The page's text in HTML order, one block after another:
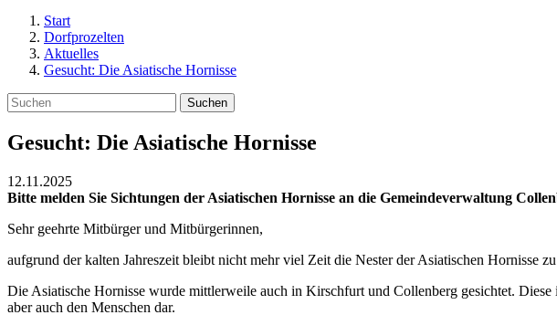
Start
Dorfprozelten
Aktuelles
Gesucht: Die Asiatische Hornisse
Suchen
Gesucht: Die Asiatische Hornisse
12.11.2025
Bitte melden Sie Sichtungen der Asiatischen Hornisse an die Gemeindeverwaltung
Sehr geehrte Mitbürger und Mitbürgerinnen,
aufgrund der kalten Jahreszeit bleibt nicht mehr viel Zeit die Nester der Asiatischen Hornisse
Die Asiatische Hornisse wurde mittlerweile auch in Kirschfurt und Collenberg gesichtet.
aber auch den Menschen dar.